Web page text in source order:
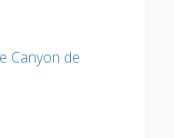
Canyon de